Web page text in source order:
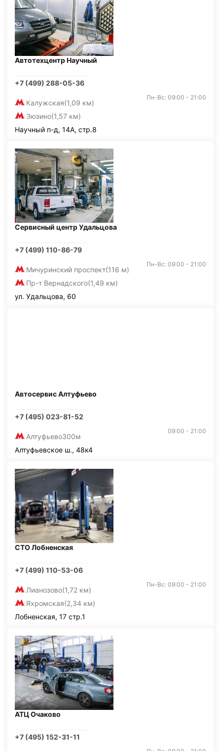
Автотехцентр Научный
+7 (499) 288-05-36
Калужская(1,09 км)
Зюзино(1,57 км)
Пн-Вс: 09:00 - 21:00
Научный п-д, 14А, стр.8
Сервисный центр Удальцова
+7 (499) 110-86-79
Мичуринский проспект(116 м)
Пр-т Вернадского(1,49 км)
Пн-Вс: 09:00 - 21:00
ул. Удальцова, 60
Автосервис Алтуфьево
+7 (495) 023-81-52
Алтуфьево300м
09:00 - 21:00
Алтуфьевское ш., 48к4
СТО Лобненская
+7 (499) 110-53-06
Лианозово(1,72 км)
Яхромская(2,34 км)
Пн-Вс: 09:00 - 21:00
Лобненская, 17 стр.1
АТЦ Очаково
+7 (495) 152-31-11